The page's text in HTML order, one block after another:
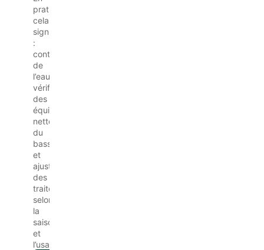
pratique,
cela
signifie
:
contrôle
de
l’eau,
vérification
des
équipements,
nettoyage
du
bassin
et
ajustement
des
traitements
selon
la
saison
et
l’usage.